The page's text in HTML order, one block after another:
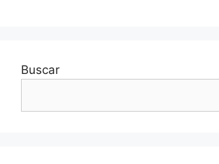
Buscar